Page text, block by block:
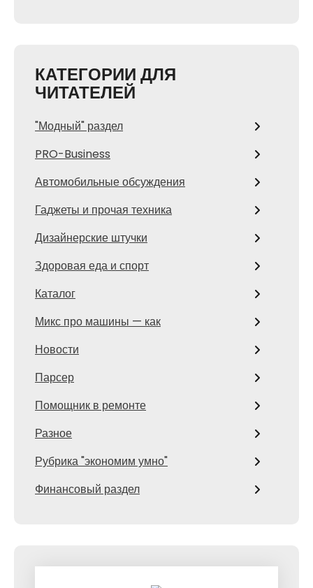
КАТЕГОРИИ ДЛЯ
ЧИТАТЕЛЕЙ
"Модный" раздел
PRO-Business
Автомобильные обсуждения
Гаджеты и прочая техника
Дизайнерские штучки
Здоровая еда и спорт
Каталог
Микс про машины — как
Новости
Парсер
Помощник в ремонте
Разное
Рубрика "экономим умно"
Финансовый раздел